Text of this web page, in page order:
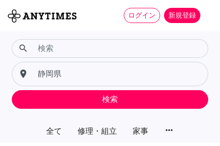
ログイン 新規登録
全て 修理・組立 家事 more_horiz
search
place
検索